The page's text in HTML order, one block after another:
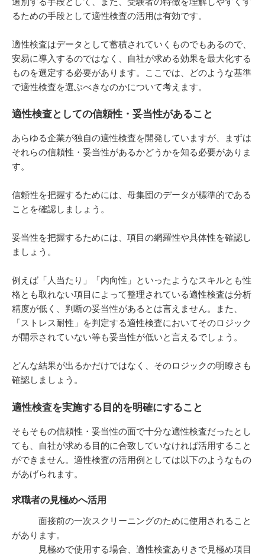
るための手段として適性検査の活用は有効です。
適性検査はデータとして蓄積されていくものでもあるので、
安易に導入するのではなく、自社が求める効果を最大化する
ものを選定する必要があります。ここでは、どのような基準
で適性検査を選ぶべきなのかについて考えます。
適性検査としての信頼性・妥当性があること
あらゆる企業が独自の適性検査を開発していますが、まずは
それらの信頼性・妥当性があるかどうかを知る必要がありま
す。
信頼性を把握するためには、母集団のデータが標準的である
ことを確認しましょう。
妥当性を把握するためには、項目の網羅性や具体性を確認し
ましょう。
例えば「人当たり」「内向性」といったようなスキルとも性
格とも取れない項目によって整理されている適性検査は分析
精度が低く、判断の妥当性があるとは言えません。また、
「ストレス耐性」を判定する適性検査においてそのロジック
が開示されていない等も妥当性が低いと言えるでしょう。
どんな結果が出るかだけではなく、そのロジックの明瞭さも
確認しましょう。
適性検査を実施する目的を明確にすること
そもそもの信頼性・妥当性の面で十分な適性検査だったとし
ても、自社が求める目的に合致していなければ活用すること
ができません。適性検査の活用例としては以下のようなもの
があげられます。
求職者の見極めへ活用
面接前の一次スクリーニングのために使用されること
があります。
見極めで使用する場合、適性検査ありきで見極め項目